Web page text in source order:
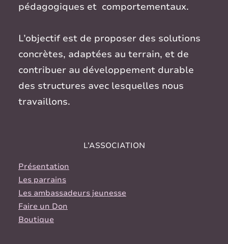
pédagogiques et comportementaux.
L’objectif est de proposer des solutions
concrètes, adaptées au terrain, et de
contribuer au développement durable
des structures avec lesquelles nous
travaillons.
L’ASSOCIATION
Présentation
Les parrains
Les ambassadeurs jeunesse
Faire un Don
Boutique